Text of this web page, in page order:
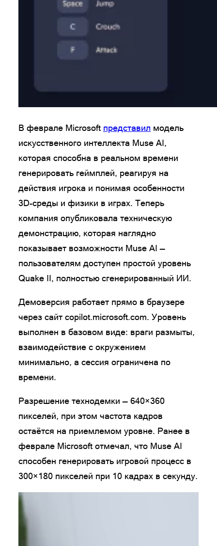
В феврале Microsoft представил модель
искусственного интеллекта Muse AI,
которая способна в реальном времени
генерировать геймплей, реагируя на
действия игрока и понимая особенности
3D-среды и физики в играх. Теперь
компания опубликовала техническую
демонстрацию, которая наглядно
показывает возможности Muse AI —
пользователям доступен простой уровень
Quake II, полностью сгенерированный ИИ.
Демоверсия работает прямо в браузере
через сайт copilot.microsoft.com. Уровень
выполнен в базовом виде: враги размыты,
взаимодействие с окружением
минимально, а сессия ограничена по
времени.
Разрешение технодемки — 640×360
пикселей, при этом частота кадров
остаётся на приемлемом уровне. Ранее в
феврале Microsoft отмечал, что Muse AI
способен генерировать игровой процесс в
300×180 пикселей при 10 кадрах в секунду.